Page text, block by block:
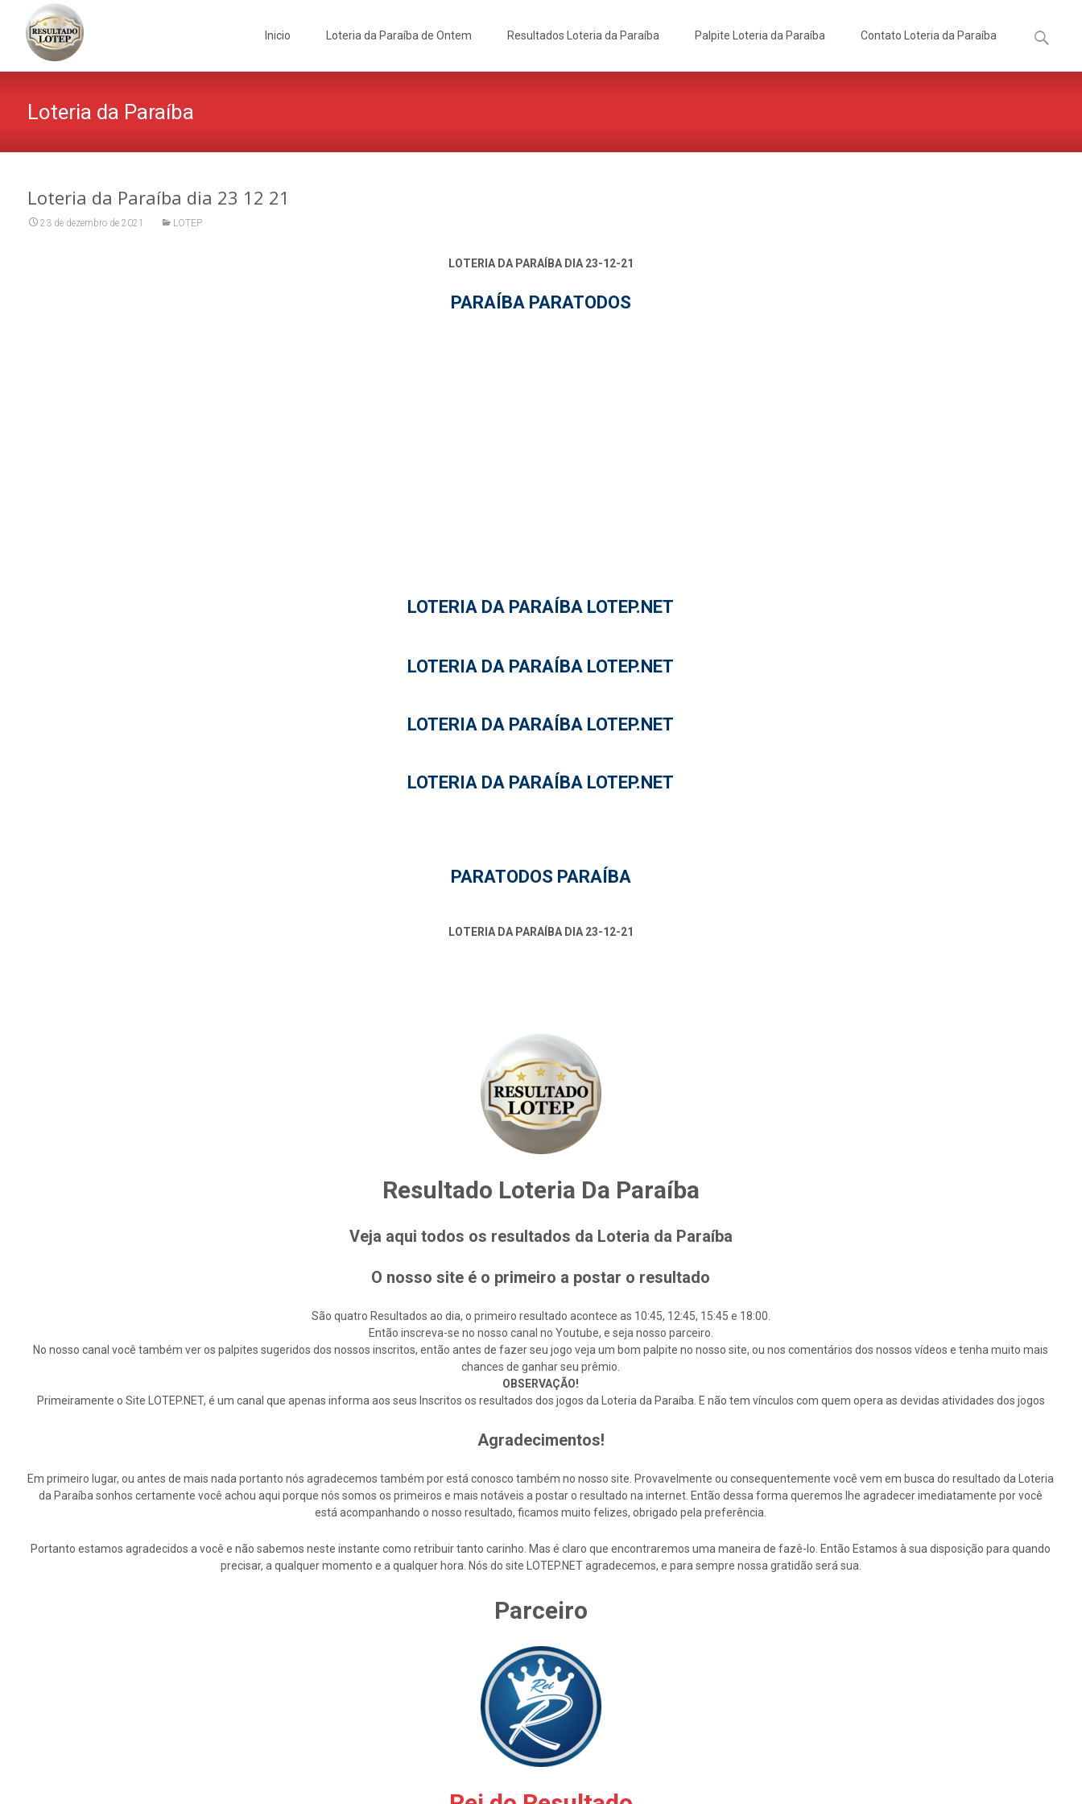
Inicio Loteria da Paraíba de Ontem Resultados Loteria da Paraíba Palpite Loteria da Paraíba Contato Loteria da Paraíba
por:
Loteria da Paraíba
Loteria da Paraíba dia 23 12 21
23 de dezembro de 2021 LOTEP
LOTERIA DA PARAÍBA DIA 23-12-21
PARAÍBA PARATODOS
LOTERIA DA PARAÍBA LOTEP.NET
LOTERIA DA PARAÍBA LOTEP.NET
LOTERIA DA PARAÍBA LOTEP.NET
LOTERIA DA PARAÍBA LOTEP.NET
PARATODOS PARAÍBA
LOTERIA DA PARAÍBA DIA 23-12-21
Resultado Loteria Da Paraíba
Veja aqui todos os resultados da Loteria da Paraíba
O nosso site é o primeiro a postar o resultado
São quatro Resultados ao dia, o primeiro resultado acontece as 10:45, 12:45, 15:45 e 18:00.
Então inscreva-se no nosso canal no Youtube, e seja nosso parceiro.
No nosso canal você também ver os palpites sugeridos dos nossos inscritos, então antes de fazer seu jogo veja um bom palpite no nosso site, ou nos comentários dos nossos vídeos e tenha muito mais
chances de ganhar seu prêmio.
OBSERVAÇÃO!
Primeiramente o Site LOTEP.NET, é um canal que apenas informa aos seus Inscritos os resultados dos jogos da Loteria da Paraíba. E não tem vínculos com quem opera as devidas atividades dos jogos
Agradecimentos!
Em primeiro lugar, ou antes de mais nada portanto nós agradecemos também por está conosco também no nosso site. Provavelmente ou consequentemente você vem em busca do resultado da Loteria
da Paraíba sonhos certamente você achou aqui porque nós somos os primeiros e mais notáveis a postar o resultado na internet. Então dessa forma queremos lhe agradecer imediatamente por você
está acompanhando o nosso resultado, ficamos muito felizes, obrigado pela preferência.
Portanto estamos agradecidos a você e não sabemos neste instante como retribuir tanto carinho. Mas é claro que encontraremos uma maneira de fazê-lo. Então Estamos à sua disposição para quando
precisar, a qualquer momento e a qualquer hora. Nós do site LOTEP.NET agradecemos, e para sempre nossa gratidão será sua.
Parceiro